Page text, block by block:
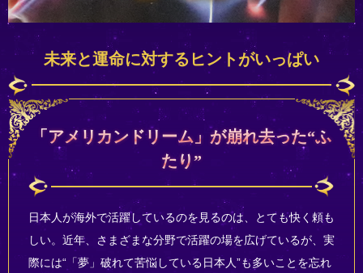
未来と運命に対するヒントがいっぱい
「アメリカンドリーム」が崩れ去った“ふ
たり”
日本人が海外で活躍しているのを見るのは、とても快く頼も
しい。近年、さまざまな分野で活躍の場を広げているが、実
際には“「夢」破れて苦悩している日本人”も多いことを忘れ